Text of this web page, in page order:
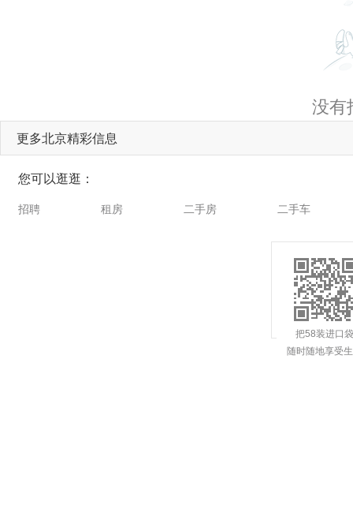
没有
更多北京精彩信息
您可以逛逛：
招聘 租房 二手房 二手车
把58装进口袋
随时随地享受